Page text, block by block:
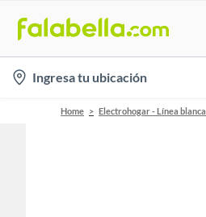
location-
icon
Ingresa tu ubicación
Home Electrohogar - Línea blanca